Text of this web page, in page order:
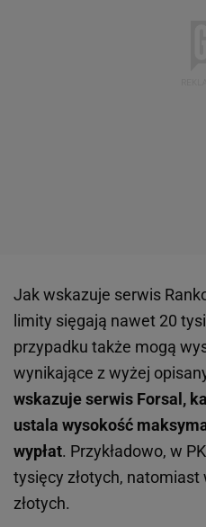
Jak wskazuje serwis
limity sięgają nawet 20
przypadku także mogą
wynikające z wyżej
wskazuje serwis Forsal,
ustala wysokość
wypłat. Przykładowo, w
tysięcy złotych,
złotych.